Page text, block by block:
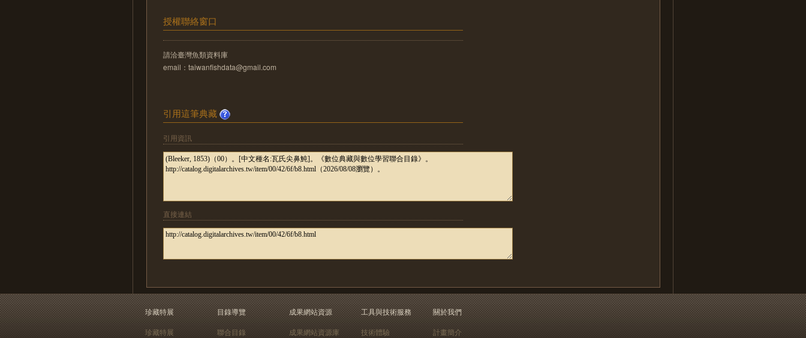
授權聯絡窗口
請洽臺灣魚類資料庫
email：taiwanfishdata@gmail.com
引用這筆典藏
引用資訊
直接連結
珍藏特展
珍藏特展
目錄導覽
聯合目錄
成果網站資源
成果網站資源庫
工具與技術服務
技術體驗
關於我們
計畫簡介